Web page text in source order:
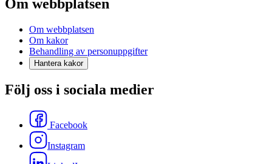
Om webbplatsen
Om webbplatsen
Om kakor
Behandling av personuppgifter
Hantera kakor
Följ oss i sociala medier
Facebook
Instagram